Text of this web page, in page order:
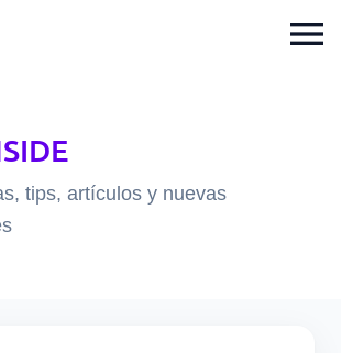
menu
tips, artículos y nuevas